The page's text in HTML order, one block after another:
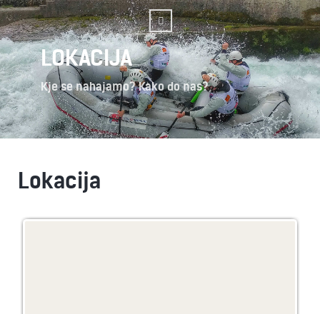
LOKACIJA
Kje se nahajamo? Kako do nas?
Lokacija